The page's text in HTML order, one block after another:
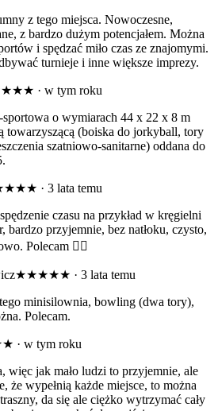
z tego miejsca. Nowoczesne,
z bardzo dużym potencjałem. Można
i spędzać miło czas ze znajomymi.
turnieje i inne większe imprezy.
· w tym roku
o wymiarach 44 x 22 x 8 m
towarzyszącą (boiska do jorkyball, tory
szatniowo-sanitarne) oddana do
· 3 lata temu
czasu na przykład w kręgielni
przyjemnie, bez natłoku, czysto,
Polecam 👍🏻
★★★★★ · 3 lata temu
minisilownia, bowling (dwa tory),
Polecam.
· w tym roku
więc jak mało ludzi to przyjemnie, ale
że wypełnią każde miejsce, to można
da się ale ciężko wytrzymać cały